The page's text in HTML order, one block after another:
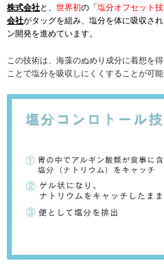
株式会社と、 世界初の「塩分オフセット
会社がタッグを組み、塩分を体に吸収さ
ン開発を進めています。
この技術は、海藻のぬめり成分に着想を
ことで塩分を吸収しにくくすることが可能